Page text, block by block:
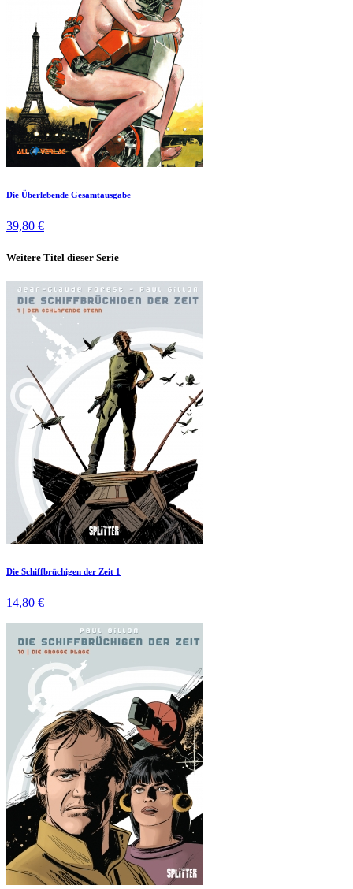
Die Überlebende Gesamtausgabe
39,80 €
Weitere Titel dieser Serie
Die Schiffbrüchigen der Zeit 1
14,80 €